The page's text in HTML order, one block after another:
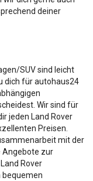
deiner
SUV sind leicht
dich für autohaus24
Wir sind für
jeden Land Rover
Preisen.
mit der
Angebote zur
Rover
bequemen